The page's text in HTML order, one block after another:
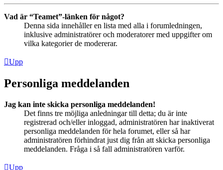
Vad är “Teamet”-länken för något?
Denna sida innehåller en lista med alla i forumledningen,
inklusive administratörer och moderatorer med uppgifter om
vilka kategorier de modererar.
Upp
Personliga meddelanden
Jag kan inte skicka personliga meddelanden!
Det finns tre möjliga anledningar till detta; du är inte
registrerad och/eller inloggad, administratören har inaktiverat
personliga meddelanden för hela forumet, eller så har
administratören förhindrat just dig från att skicka personliga
meddelanden. Fråga i så fall administratören varför.
Upp